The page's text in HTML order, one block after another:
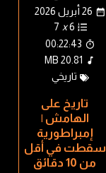
26 أبريل 2026
6
x
7
00:22:43
20.81 MB
تاريخي
تاريخ على
الهامش |
إمبراطورية
سقطت في أقل
من 10 دقائق